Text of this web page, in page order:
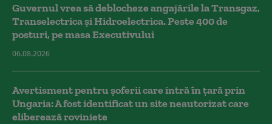
Guvernul vrea să deblocheze angajările la Transgaz,
Transelectrica și Hidroelectrica. Peste 400 de
posturi, pe masa Executivului
06.08.2026
Avertisment pentru șoferii care intră în țară prin
Ungaria: A fost identificat un site neautorizat care
eliberează roviniete